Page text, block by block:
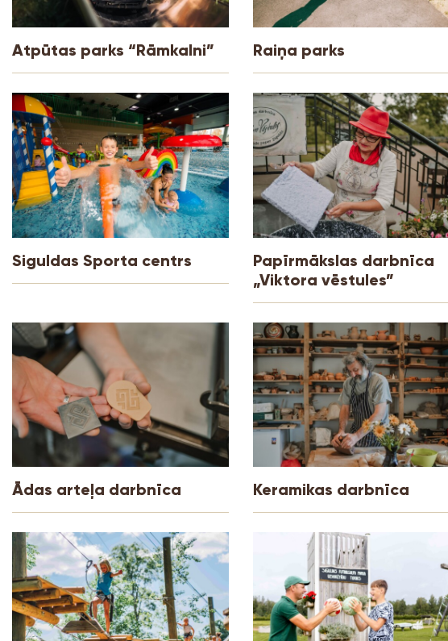
Atpūtas parks “Rāmkalni” Raiņa parks
Siguldas Sporta centrs
Papīrmākslas darbnīca
„Viktora vēstules”
Ādas arteļa darbnīca Keramikas darbnīca